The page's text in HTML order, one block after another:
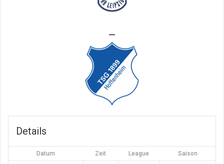
—
Details
Datum Zeit League Saison